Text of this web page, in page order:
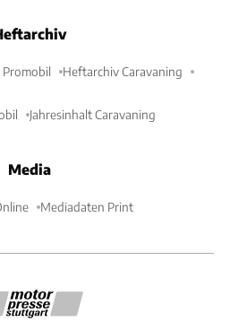
Heftarchiv Caravaning
Jahresinhalt Caravaning
Media
Mediadaten Print